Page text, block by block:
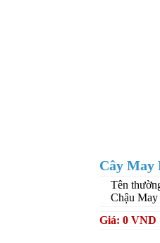
Cây May
Tên
Chậu
Giá: 0 VND